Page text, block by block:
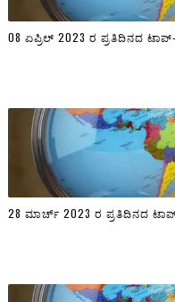
08 ಏಪ್ರಿಲ್ 2023 ರ ಪ್ರತಿದಿನದ ಟಾಪ್-
28 ಮಾರ್ಚ್ 2023 ರ ಪ್ರತಿದಿನದ